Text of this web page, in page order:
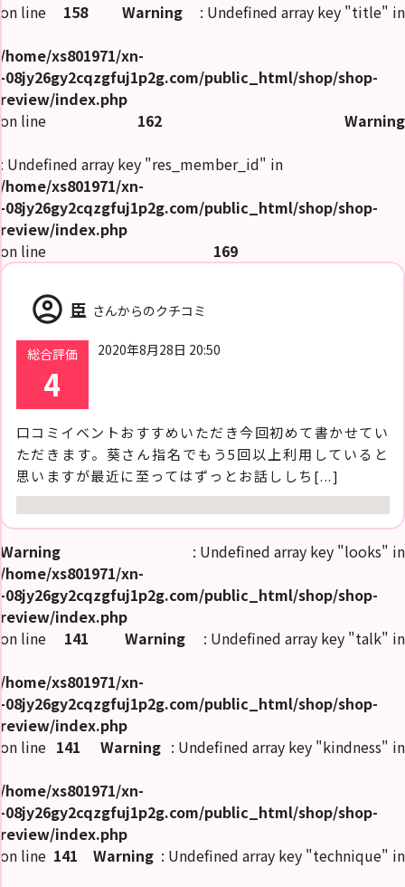
on line
158 Warning
: Undefined array key "title" in
/home/xs801971/xn-
-08jy26gy2cqzgfuj1p2g.com/public_html/shop/shop-
review/index.php
on line
162
Warning
: Undefined array key "res_member_id" in
/home/xs801971/xn-
-08jy26gy2cqzgfuj1p2g.com/public_html/shop/shop-
review/index.php
on line
169
account_circle 臣 さんからのクチコミ
総合評価
4
2020年8月28日 20:50
口コミイベントおすすめいただき今回初めて書かせてい
ただきます。葵さん指名でもう5回以上利用していると
思いますが最近に至ってはずっとお話ししち[...]
Warning
: Undefined array key "looks" in
/home/xs801971/xn-
-08jy26gy2cqzgfuj1p2g.com/public_html/shop/shop-
review/index.php
on line
141 Warning
: Undefined array key "talk" in
/home/xs801971/xn-
-08jy26gy2cqzgfuj1p2g.com/public_html/shop/shop-
review/index.php
on line 141 Warning : Undefined array key "kindness" in
/home/xs801971/xn-
-08jy26gy2cqzgfuj1p2g.com/public_html/shop/shop-
review/index.php
on line 141 Warning : Undefined array key "technique" in